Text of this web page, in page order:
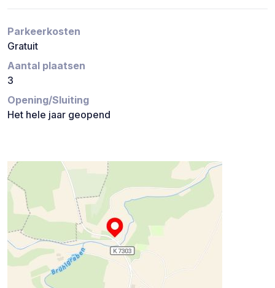
Parkeerkosten
Gratuit
Aantal plaatsen
3
Opening/Sluiting
Het hele jaar geopend